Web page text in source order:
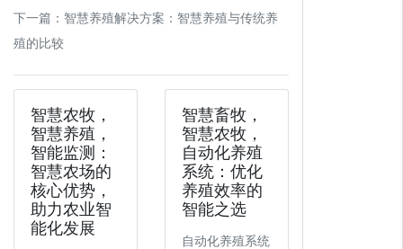
下一篇： 智慧养殖解决方案：智慧养殖与传统养
殖的比较
智慧农牧，
智慧养殖，
智能监测：
智慧农场的
核心优势，
助力农业智
能化发展
智慧畜牧，
智慧农牧，
自动化养殖
系统：优化
养殖效率的
智能之选
自动化养殖系统